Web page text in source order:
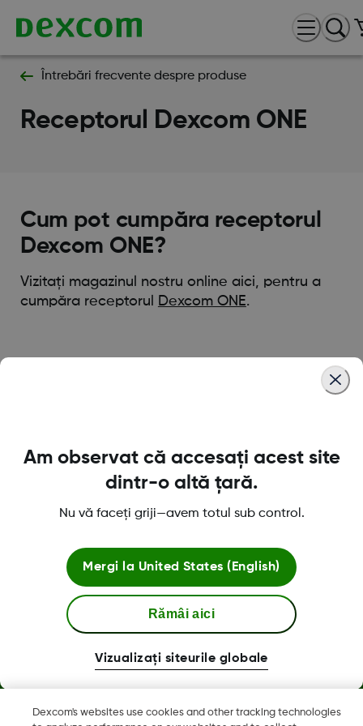
Întrebări frecvente despre produse
Receptorul Dexcom ONE
Cum pot cumpăra receptorul
Dexcom ONE?
Vizitați magazinul nostru online aici, pentru a
cumpăra receptorul
Dexcom ONE.
Despre Dexcom
Magazinul Dexcom ONE+
Mai multe informatii
Dexcom's websites use cookies and other tracking technologies
Am observat că accesați acest site
dintr-o altă țară.
Nu vă faceți griji—avem totul sub control.
Mergi la United States (English)
Rămâi aici
Vizualizați siteurile globale